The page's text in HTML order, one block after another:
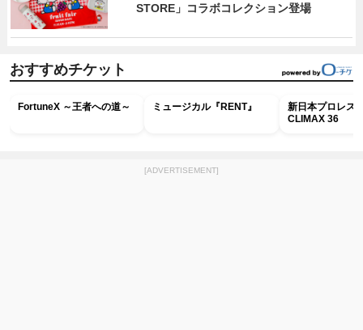
STORE」コラボコレクション登場
おすすめチケット
FortuneX ～王者への道～ ミュージカル『RENT』
新日本プロレス
CLIMAX 36
[ADVERTISEMENT]